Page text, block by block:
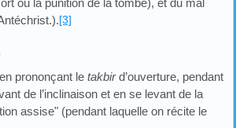
[3]
prononçant letakbird’ouverture, pendant
de l’inclinaison et en se levant de la
assise" (pendant laquelle on récite le